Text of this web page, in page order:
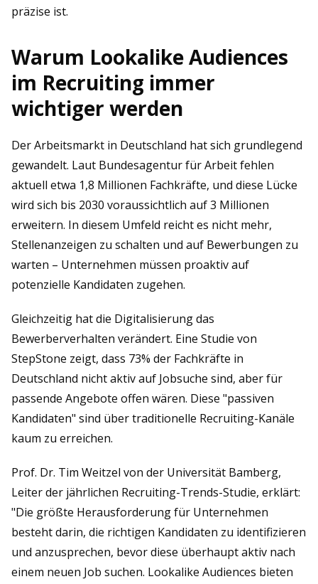
präzise ist.
Warum Lookalike Audiences
im Recruiting immer
wichtiger werden
Der Arbeitsmarkt in Deutschland hat sich grundlegend
gewandelt. Laut Bundesagentur für Arbeit fehlen
aktuell etwa 1,8 Millionen Fachkräfte, und diese Lücke
wird sich bis 2030 voraussichtlich auf 3 Millionen
erweitern. In diesem Umfeld reicht es nicht mehr,
Stellenanzeigen zu schalten und auf Bewerbungen zu
warten – Unternehmen müssen proaktiv auf
potenzielle Kandidaten zugehen.
Gleichzeitig hat die Digitalisierung das
Bewerberverhalten verändert. Eine Studie von
StepStone zeigt, dass 73% der Fachkräfte in
Deutschland nicht aktiv auf Jobsuche sind, aber für
passende Angebote offen wären. Diese "passiven
Kandidaten" sind über traditionelle Recruiting-Kanäle
kaum zu erreichen.
Prof. Dr. Tim Weitzel von der Universität Bamberg,
Leiter der jährlichen Recruiting-Trends-Studie, erklärt:
"Die größte Herausforderung für Unternehmen
besteht darin, die richtigen Kandidaten zu identifizieren
und anzusprechen, bevor diese überhaupt aktiv nach
einem neuen Job suchen. Lookalike Audiences bieten